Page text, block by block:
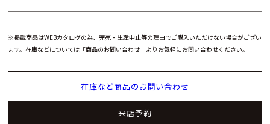
※掲載商品はWEBカタログの為、完売・生産中止等の理由でご購入いただけない場合がござい
ます。在庫などについては「商品のお問い合わせ」よりお気軽にお問い合わせください。
在庫など商品のお問い合わせ
来店予約